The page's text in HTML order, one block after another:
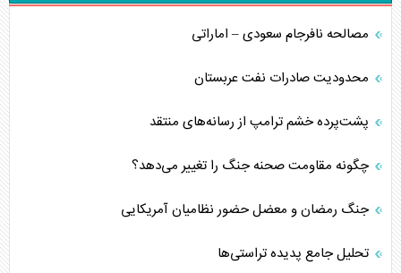
مصالحه نافرجام سعودی – اماراتی
محدودیت صادرات نفت عربستان
پشت‌پرده خشم ترامپ از رسانه‌های منتقد
چگونه مقاومت صحنه جنگ را تغییر می‌دهد؟
جنگ رمضان و معضل حضور نظامیان آمریکایی
تحلیل جامع پدیده تراستی‌ها